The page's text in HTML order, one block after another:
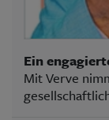
Ein
Mit Verve